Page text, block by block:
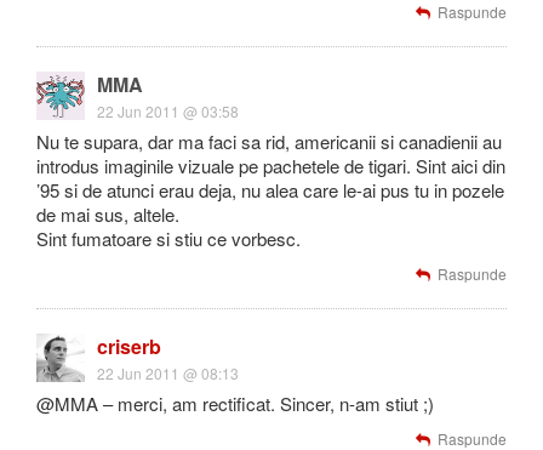
Raspunde
MMA
22 Jun 2011 @ 03:58
Nu te supara, dar ma faci sa rid, americanii si canadienii au
introdus imaginile vizuale pe pachetele de tigari. Sint aici din
’95 si de atunci erau deja, nu alea care le-ai pus tu in pozele
de mai sus, altele.
Sint fumatoare si stiu ce vorbesc.
Raspunde
criserb
22 Jun 2011 @ 08:13
@MMA – merci, am rectificat. Sincer, n-am stiut ;)
Raspunde